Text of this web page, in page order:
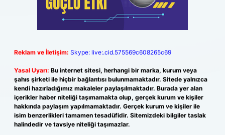
Reklam ve İletişim: Skype: live:.cid.575569c608265c69
Yasal Uyarı: Bu internet sitesi, herhangi bir marka, kurum veya
şahıs şirketi ile hiçbir bağlantısı bulunmamaktadır. Sitede yalnızca
kendi hazırladığımız makaleler paylaşılmaktadır. Burada yer alan
içerikler haber niteliği taşımamakta olup, gerçek kurum ve kişiler
hakkında paylaşım yapılmamaktadır. Gerçek kurum ve kişiler ile
isim benzerlikleri tamamen tesadüfidir. Sitemizdeki bilgiler taslak
halindedir ve tavsiye niteliği taşımazlar.